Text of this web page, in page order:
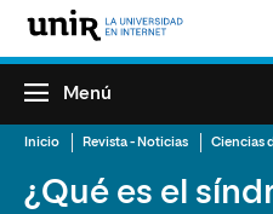
Menú
Inicio Revista - Noticias Ciencias
¿Qué es el